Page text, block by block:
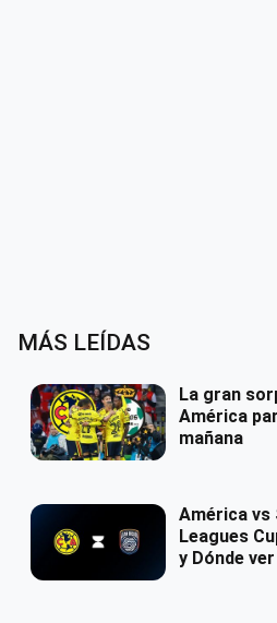
MÁS LEÍDAS
La gran
América
mañana
América vs
Leagues
y Dónde ver